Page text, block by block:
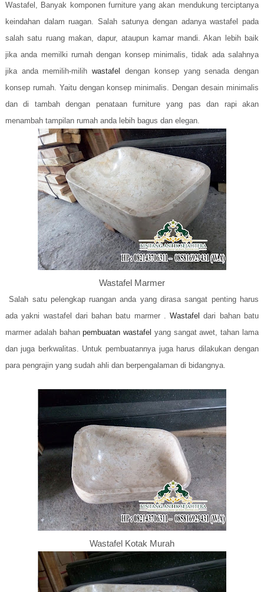
Wastafel, Banyak komponen furniture yang akan mendukung terciptanya
keindahan dalam ruagan. Salah satunya dengan adanya wastafel pada
salah satu ruang makan, dapur, ataupun kamar mandi. Akan lebih baik
jika anda memilki rumah dengan konsep minimalis, tidak ada salahnya
jika anda memilih-milihwastafel
dengan konsep yang senada dengan
konsep rumah. Yaitu dengan konsep minimalis. Dengan desain minimalis
dan di tambah dengan penataan furniture yang pas dan rapi akan
menambah tampilan rumah anda lebih bagus dan elegan.
Wastafel Marmer
Salah satu pelengkap ruangan anda yang dirasa sangat penting harus
ada yakni wastafel dari bahan batu marmer .Wastafel dari bahan batu
marmer adalah bahanpembuatan wastafel yang sangat awet, tahan lama
dan juga berkwalitas. Untuk pembuatannya juga harus dilakukan dengan
para pengrajin yang sudah ahli dan berpengalaman di bidangnya.
Wastafel Kotak Murah